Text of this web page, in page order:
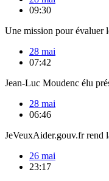
09:30
Une mission pour évaluer
28 mai
07:42
Jean-Luc Moudenc élu
28 mai
06:46
JeVeuxAider.gouv.fr rend
26 mai
23:17